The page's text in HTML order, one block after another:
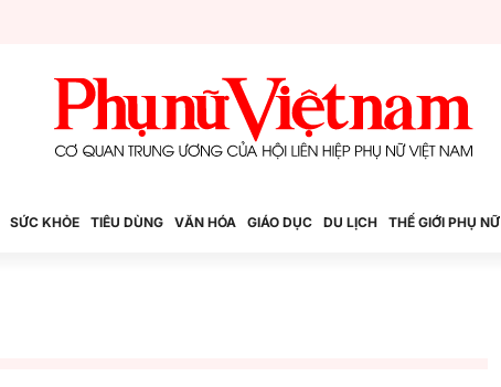
SỨC KHỎE TIÊU DÙNG VĂN HÓA GIÁO DỤC DU LỊCH THẾ GIỚI PHỤ NỮ